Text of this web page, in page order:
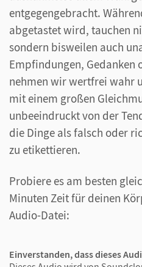
entgegengebracht.
abgetastet wird, tauchen
sondern bisweilen auch
Empfindungen, Gedanken
nehmen wir wertfrei wahr
mit einem großen
unbeeindruckt von der
die Dinge als falsch oder
zu etikettieren.
Probiere es am besten
Minuten Zeit für deinen
Audio-Datei:
Einverstanden, dass dieses